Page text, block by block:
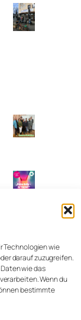
Technologien wie
darauf zuzugreifen.
wie das
Wenn du
bestimmte